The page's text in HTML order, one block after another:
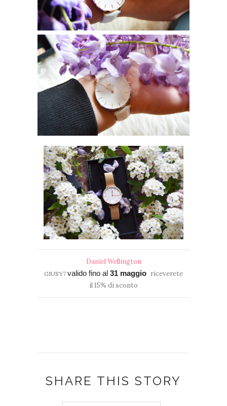
Daniel Wellington
GIUSY7 valido fino al 31 maggio riceverete
il 15% di sconto
SHARE THIS STORY